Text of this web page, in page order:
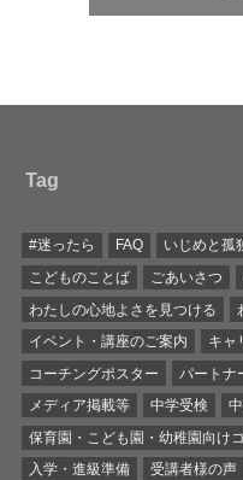
Tag
#迷ったら FAQ いじめと孤
こどものことば
ごあいさつ
わたしの心地よさを見つける
イベント・講座のご案内
キャ
コーチングポスター
パートナ
メディア掲載等
中学受検
保育園・こども園・幼稚園向け
入学・進級準備
受講者様の声